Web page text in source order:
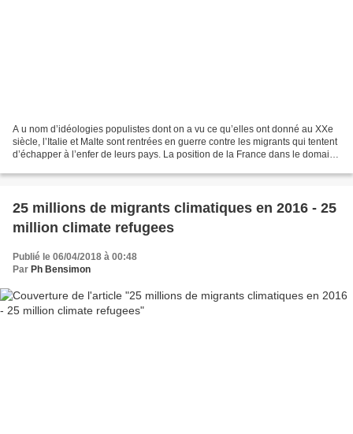
A u nom d’idéologies populistes dont on a vu ce qu’elles ont donné au XXe
siècle, l’Italie et Malte sont rentrées en guerre contre les migrants qui tentent
d’échapper à l’enfer de leurs pays. La position de la France dans le domaine
25 millions de migrants climatiques en 2016 - 25
million climate refugees
Publié le 06/04/2018 à 00:48
Par Ph Bensimon